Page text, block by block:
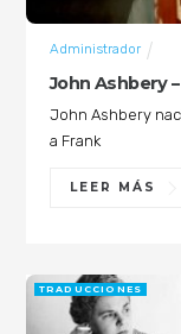
John Ashbery
Administrador
John Ashbery
a Frank
LEER MÁS
TRADUCCIONES